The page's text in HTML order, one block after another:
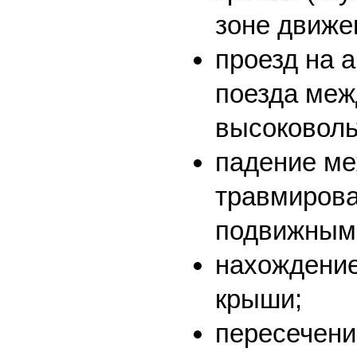
зоне
проезд на
поезда
падение
крыши;